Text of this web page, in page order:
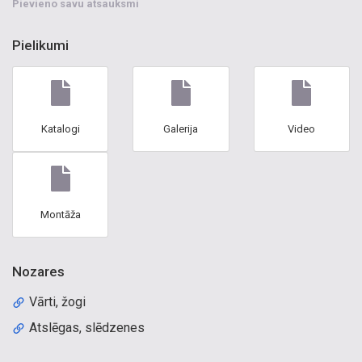
Pievieno savu atsauksmi
Pielikumi
Katalogi Galerija Video
Montāža
Nozares
Vārti, žogi
Atslēgas, slēdzenes